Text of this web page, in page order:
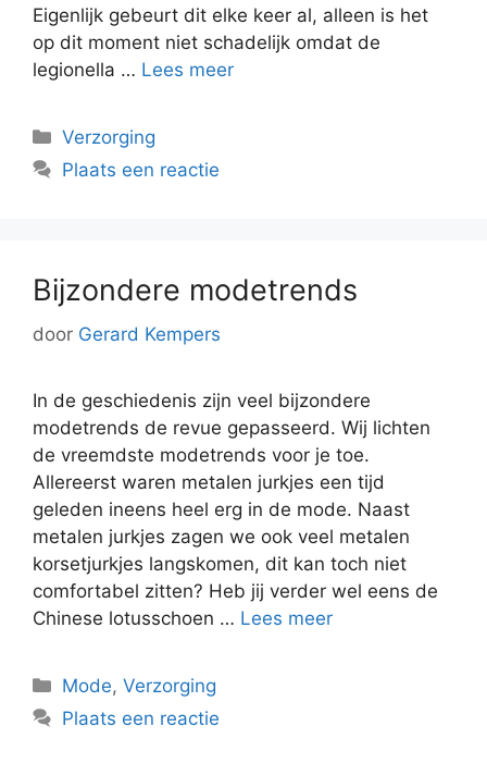
Eigenlijk gebeurt dit elke keer al, alleen is het
op dit moment niet schadelijk omdat de
legionella … Lees meer
Categorieën
Verzorging
Plaats een reactie
Bijzondere modetrends
door Gerard Kempers
In de geschiedenis zijn veel bijzondere
modetrends de revue gepasseerd. Wij lichten
de vreemdste modetrends voor je toe.
Allereerst waren metalen jurkjes een tijd
geleden ineens heel erg in de mode. Naast
metalen jurkjes zagen we ook veel metalen
korsetjurkjes langskomen, dit kan toch niet
comfortabel zitten? Heb jij verder wel eens de
Chinese lotusschoen … Lees meer
Categorieën
Mode,Verzorging
Plaats een reactie